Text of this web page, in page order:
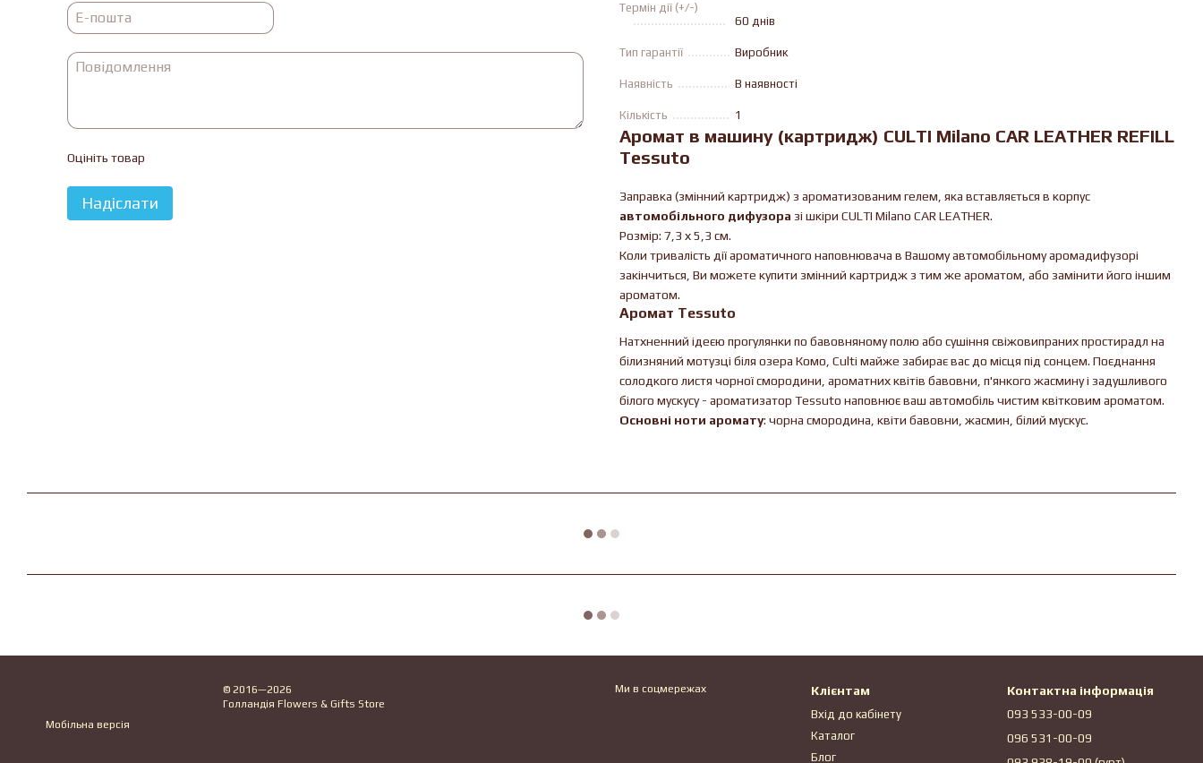
Оцініть товар
Надіслати
Термін дії (+/-)
60 днів
Тип гарантії Виробник
Наявність В наявності
Кількість 1
Аромат в машину (картридж) CULTI Milano CAR LEATHER REFILL
Tessuto
Заправка (змінний картридж) з ароматизованим гелем, яка вставляється в корпус
автомобільного дифузора зі шкіри CULTI Milano CAR LEATHER.
Розмір: 7,3 х 5,3 см.
Коли тривалість дії ароматичного наповнювача в Вашому автомобільному аромадифузорі
закінчиться, Ви можете купити змінний картридж з тим же ароматом, або замінити його іншим
ароматом.
Аромат Tessuto
Натхненний ідеєю прогулянки по бавовняному полю або сушіння свіжовипраних простирадл на
білизняний мотузці біля озера Комо, Culti майже забирає вас до місця під сонцем. Поєднання
солодкого листя чорної смородини, ароматних квітів бавовни, п'янкого жасмину і задушливого
білого мускусу - ароматизатор Tessuto наповнює ваш автомобіль чистим квітковим ароматом.
Основні ноти аромату: чорна смородина, квіти бавовни, жасмин, білий мускус.
Мобільна версія
© 2016—2026
Голландія Flowers & Gifts Store
Ми в соцмережах Клієнтам
Вхід до кабінету
Каталог
Блог
Контактна інформація
093 533-00-09
096 531-00-09